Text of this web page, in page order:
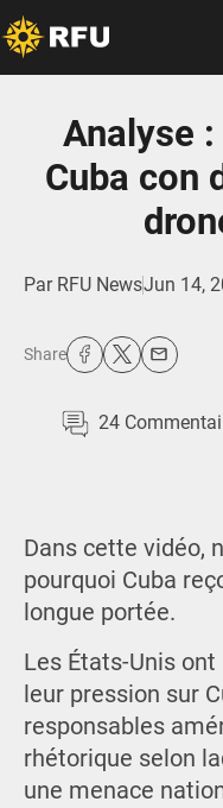
Analyse
Cuba con
Par RFU NewsJun 14,
Share
24
Dans cette vidéo,
pourquoi Cuba
longue portée.
Les États-Unis
leur pression sur
responsables
rhétorique selon
une menace